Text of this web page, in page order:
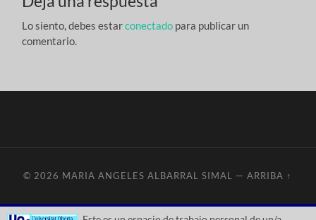
Lo siento, debes estarconectado para publicar un
comentario.
© 2026 MARIA ANGELES ALBARRAL SIMAL —ARRIBA ↑